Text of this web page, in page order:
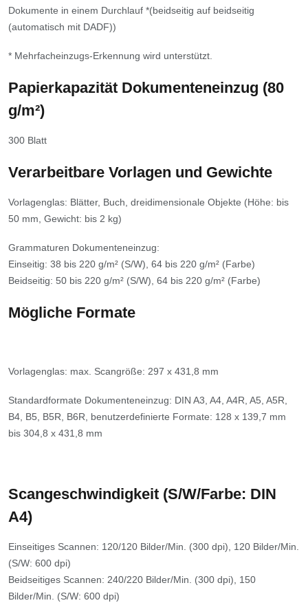
Dokumente in einem Durchlauf *(beidseitig auf beidseitig
(automatisch mit DADF))
* Mehrfacheinzugs-Erkennung wird unterstützt.
Papierkapazität Dokumenteneinzug (80
g/m²)
300 Blatt
Verarbeitbare Vorlagen und Gewichte
Vorlagenglas: Blätter, Buch, dreidimensionale Objekte (Höhe: bis
50 mm, Gewicht: bis 2 kg)
Grammaturen Dokumenteneinzug:
Einseitig: 38 bis 220 g/m² (S/W), 64 bis 220 g/m² (Farbe)
Beidseitig: 50 bis 220 g/m² (S/W), 64 bis 220 g/m² (Farbe)
Mögliche Formate
Vorlagenglas: max. Scangröße: 297 x 431,8 mm
Standardformate Dokumenteneinzug: DIN A3, A4, A4R, A5, A5R,
B4, B5, B5R, B6R, benutzerdefinierte Formate: 128 x 139,7 mm
bis 304,8 x 431,8 mm
Scangeschwindigkeit (S/W/Farbe: DIN
A4)
Einseitiges Scannen: 120/120 Bilder/Min. (300 dpi), 120 Bilder/Min.
(S/W: 600 dpi)
Beidseitiges Scannen: 240/220 Bilder/Min. (300 dpi), 150
Bilder/Min. (S/W: 600 dpi)